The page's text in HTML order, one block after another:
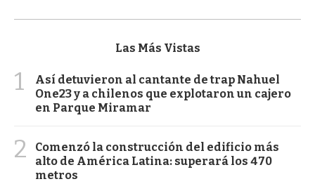
Las Más Vistas
1
Así detuvieron al cantante de trap Nahuel
One23 y a chilenos que explotaron un cajero
en Parque Miramar
2
Comenzó la construcción del edificio más
alto de América Latina: superará los 470
metros